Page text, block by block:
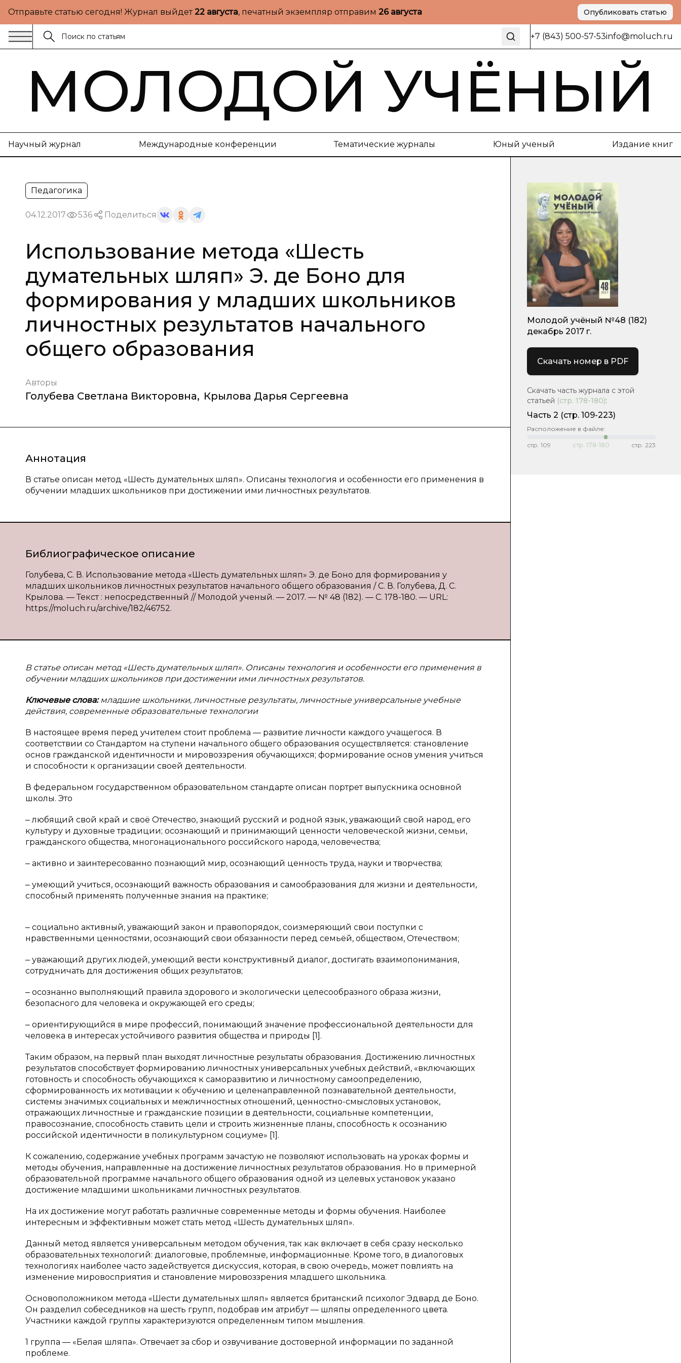
Отправьте статью сегодня! Журнал выйдет22 августа, печатный экземпляр отправим 26 августа Опубликовать статью
+7 (843) 500-57-53info@moluch.ru
МОЛОДОЙ УЧЁНЫЙ
Научный журнал Международные конференции Тематические журналы Юный ученый Издание книг
Педагогика
04.12.2017 536 Поделиться
Использование метода «Шесть
думательных шляп» Э. де Боно для
формирования у младших школьников
личностных результатов начального
общего образования
Авторы
Голубева Светлана Викторовна, Крылова Дарья Сергеевна
Аннотация
В статье описан метод «Шесть думательных шляп». Описаны технология и особенности его применения в
обучении младших школьников при достижении ими личностных результатов.
Библиографическое описание
Голубева, С. В. Использование метода «Шесть думательных шляп» Э. де Боно для формирования у
младших школьников личностных результатов начального общего образования / С. В. Голубева, Д. С.
Крылова. — Текст : непосредственный // Молодой ученый. — 2017. — № 48 (182). — С. 178-180. — URL:
https://moluch.ru/archive/182/46752.
В статье описан метод «Шесть думательных шляп». Описаны технология и особенности его применения в
обучении младших школьников при достижении ими личностных результатов.
Ключевые слова:младшие школьники, личностные результаты, личностные универсальные учебные
действия, современные образовательные технологии
В настоящее время перед учителем стоит проблема — развитие личности каждого учащегося. В
соответствии со Стандартом на ступени начального общего образования осуществляется: становление
основ гражданской идентичности и мировоззрения обучающихся; формирование основ умения учиться
и способности к организации своей деятельности.
В федеральном государственном образовательном стандарте описан портрет выпускника основной
школы. Это
‒ любящий свой край и своё Отечество, знающий русский и родной язык, уважающий свой народ, его
культуру и духовные традиции; осознающий и принимающий ценности человеческой жизни, семьи,
гражданского общества, многонационального российского народа, человечества;
‒ активно и заинтересованно познающий мир, осознающий ценность труда, науки и творчества;
‒ умеющий учиться, осознающий важность образования и самообразования для жизни и деятельности,
способный применять полученные знания на практике;
‒ социально активный, уважающий закон и правопорядок, соизмеряющий свои поступки с
нравственными ценностями, осознающий свои обязанности перед семьёй, обществом, Отечеством;
‒ уважающий других людей, умеющий вести конструктивный диалог, достигать взаимопонимания,
сотрудничать для достижения общих результатов;
‒ осознанно выполняющий правила здорового и экологически целесообразного образа жизни,
безопасного для человека и окружающей его среды;
‒ ориентирующийся в мире профессий, понимающий значение профессиональной деятельности для
человека в интересах устойчивого развития общества и природы [1].
Таким образом, на первый план выходят личностные результаты образования. Достижению личностных
результатов способствует формированию личностных универсальных учебных действий, «включающих
готовность и способность обучающихся к саморазвитию и личностному самоопределению,
сформированность их мотивации к обучению и целенаправленной познавательной деятельности,
системы значимых социальных и межличностных отношений, ценностно-смысловых установок,
отражающих личностные и гражданские позиции в деятельности, социальные компетенции,
правосознание, способность ставить цели и строить жизненные планы, способность к осознанию
российской идентичности в поликультурном социуме» [1].
К сожалению, содержание учебных программ зачастую не позволяют использовать на уроках формы и
методы обучения, направленные на достижение личностных результатов образования. Но в примерной
образовательной программе начального общего образования одной из целевых установок указано
достижение младшими школьниками личностных результатов.
На их достижение могут работать различные современные методы и формы обучения. Наиболее
интересным и эффективным может стать метод «Шесть думательных шляп».
Данный метод является универсальным методом обучения, так как включает в себя сразу несколько
образовательных технологий: диалоговые, проблемные, информационные. Кроме того, в диалоговых
технологиях наиболее часто задействуется дискуссия, которая, в свою очередь, может повлиять на
изменение мировосприятия и становление мировоззрения младшего школьника.
Основоположником метода «Шести думательных шляп» является британский психолог Эдвард де Боно.
Он разделил собеседников на шесть групп, подобрав им атрибут — шляпы определенного цвета.
Участники каждой группы характеризуются определенным типом мышления.
1 группа — «Белая шляпа». Отвечает за сбор и озвучивание достоверной информации по заданной
проблеме.
Молодой учёный №48 (182)
декабрь 2017 г.
Скачать номер в PDF
Скачать часть журнала с этой
статьей (стр. 178-180):
Часть 2 (cтр. 109-223)
Расположение в файле:
стр. 109 стр. 178-180 стр. 223